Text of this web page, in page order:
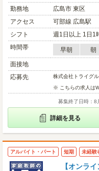
勤務地
広島市 東区
アクセス
可部線 広島駅
シフト
週1日以上 1日1
時間帯
早朝 朝
面接地
応募先
株式会社トライグ
※ こちらの求人は
募集終了日時：8
詳細を見る
アルバイト・パート 短期 未経験
【オンラ